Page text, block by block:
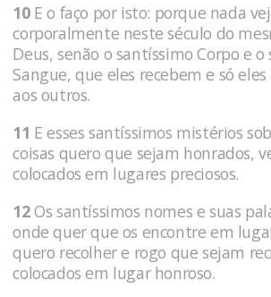
10E o faço por isto: porque nada
corporalmente neste século do
Deus, senão o santíssimo Corpo e
Sangue, que eles recebem e só
aos outros.
11 E esses santíssimos mistérios
coisas quero que sejam honrados,
colocados em lugares preciosos.
12Os santíssimos nomes e suas
onde quer que os encontre em
quero recolher e rogo que sejam
colocados em lugar honroso.